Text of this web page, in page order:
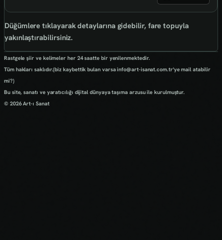
Düğümlere tıklayarak detaylarına gidebilir, fare topuyla
yakınlaştırabilirsiniz.
Rastgele şiir ve kelimeler her 24 saatte bir yenilenmektedir.
Tüm hakları saklıdır.(biz kaybettik bulan varsa info@art-isanat.com.tr'ye mail atabilir
mi?)
Bu site, sanatı ve yaratıcılığı dijital dünyaya taşıma arzusu ile kurulmuştur.
© 2026 Art-ı Sanat